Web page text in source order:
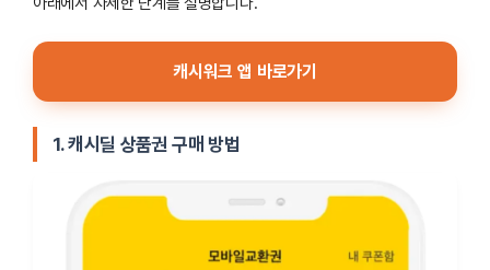
캐시워크 앱 바로가기
1. 캐시딜 상품권 구매 방법